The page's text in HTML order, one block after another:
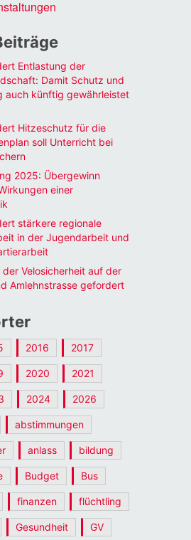
Entlastung der
Damit Schutz und
auch künftig gewährleistet
Hitzeschutz für die
soll Unterricht bei
2025: Übergewinn
einer
stärkere regionale
in der Jugendarbeit und
der Velosicherheit auf der
Amlehnstrasse gefordert
2016 2017
2020 2021
2024 2026
abstimmungen
anlass bildung
Budget Bus
finanzen flüchtling
Gesundheit GV